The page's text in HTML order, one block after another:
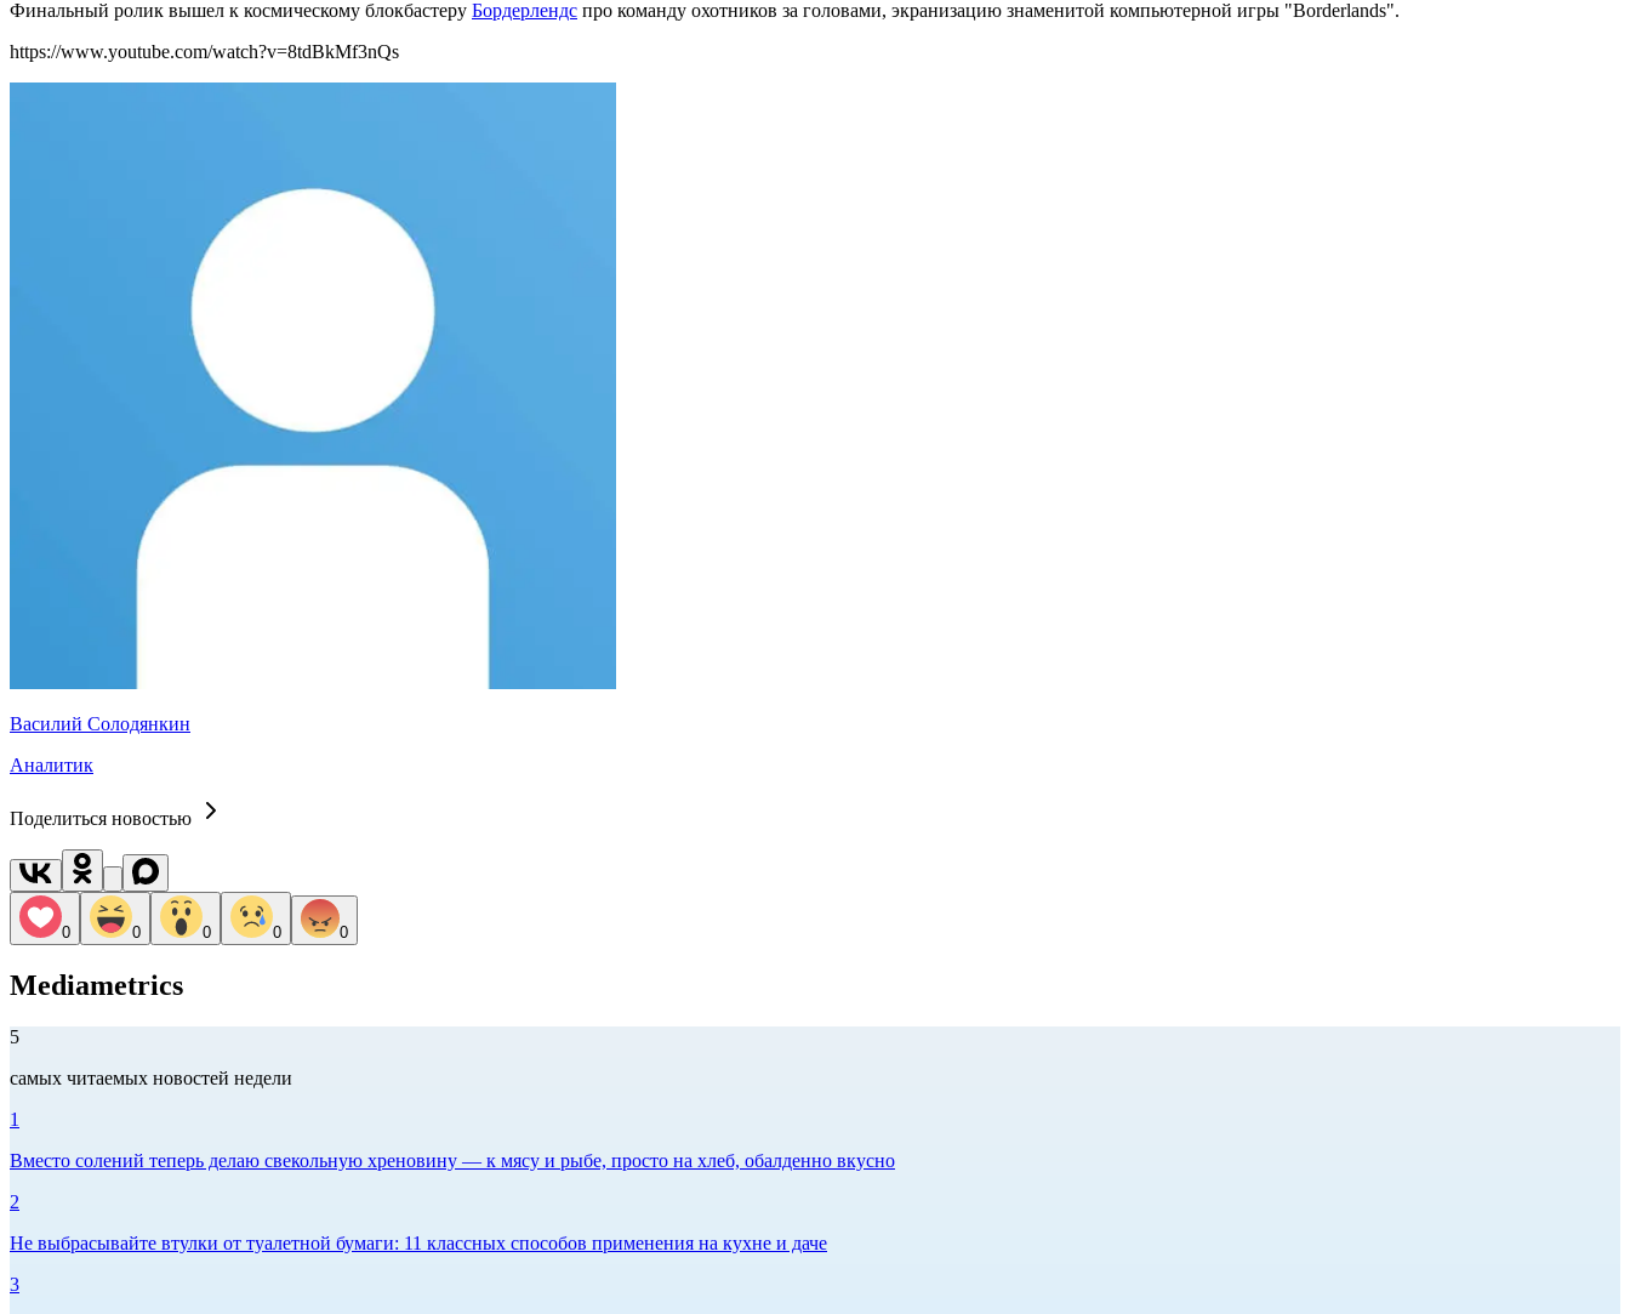
Финальный ролик вышел к космическому блокбастеру Бордерлендс про команду охотников за головами, экранизацию знаменитой компьютерной игры "Borderlands".
https://www.youtube.com/watch?v=8tdBkMf3nQs
Василий Солодянкин
Аналитик
Поделиться новостью
0 0 0 0 0
Mediametrics
5
самых читаемых новостей недели
1
Вместо солений теперь делаю свекольную хреновину — к мясу и рыбе, просто на хлеб, обалденно вкусно
2
Не выбрасывайте втулки от туалетной бумаги: 11 классных способов применения на кухне и даче
3